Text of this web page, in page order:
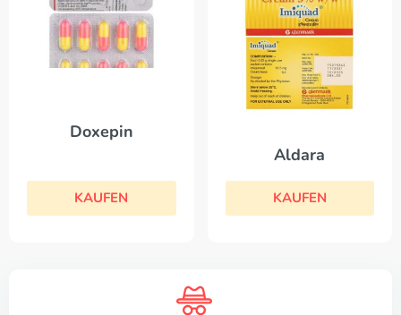
Doxepin
KAUFEN
Aldara
KAUFEN